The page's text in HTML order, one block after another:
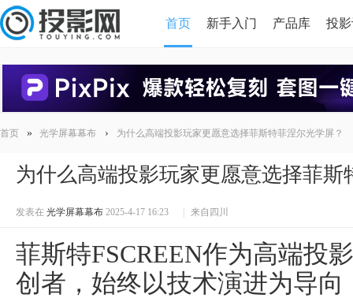
首页 新手入门 产品库 投
首页 » 光学屏幕幕布 › 为什么高端投影玩家更愿意选择菲斯特菲涅尔光学屏？
为什么高端投影玩家更愿意选择菲斯
发表在 光学屏幕幕布 2025-4-17 16:23 来自四川
菲斯特FSCREEN作为高端投
创者，始终以技术演进为导向